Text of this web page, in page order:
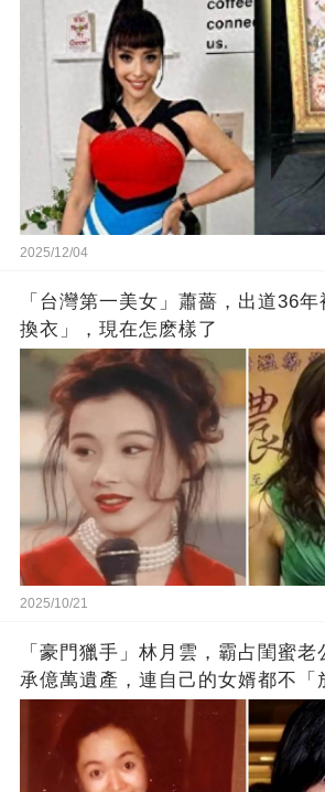
2025/12/04
「台灣第一美女」蕭薔，出道36
換衣」，現在怎麽樣了
2025/10/21
「豪門獵手」林月雲，霸占閨蜜
承億萬遺產，連自己的女婿都不「